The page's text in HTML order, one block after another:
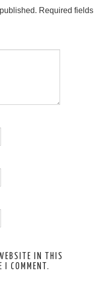
Required fields
IN THIS
I COMMENT.